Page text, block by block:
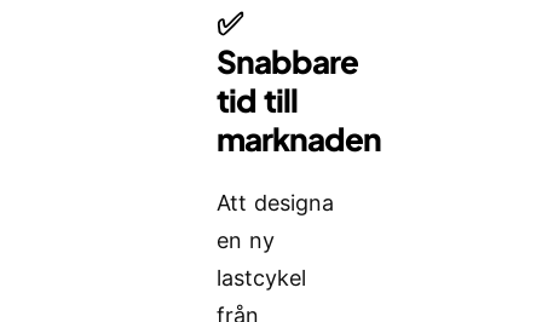
✅
Snabbare
tid till
marknaden
Att designa
en ny
lastcykel
från